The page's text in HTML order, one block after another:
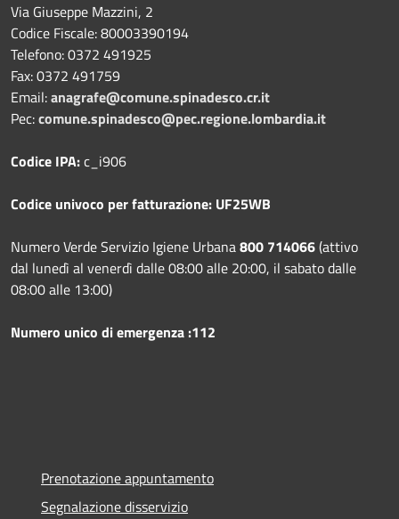
Via Giuseppe Mazzini, 2
Codice Fiscale: 80003390194
Telefono:0372 491925
Fax:0372 491759
Email:anagrafe@comune.spinadesco.cr.it
Pec:comune.spinadesco@pec.regione.lombardia.it
Codice IPA:c_i906
Codice univoco per fatturazione: UF25WB
Numero Verde Servizio Igiene Urbana800 714066(attivo
dal lunedì al venerdì dalle 08:00 alle 20:00, il sabato dalle
08:00 alle 13:00)
Numero unico di emergenza :112
Prenotazione appuntamento
Segnalazione disservizio